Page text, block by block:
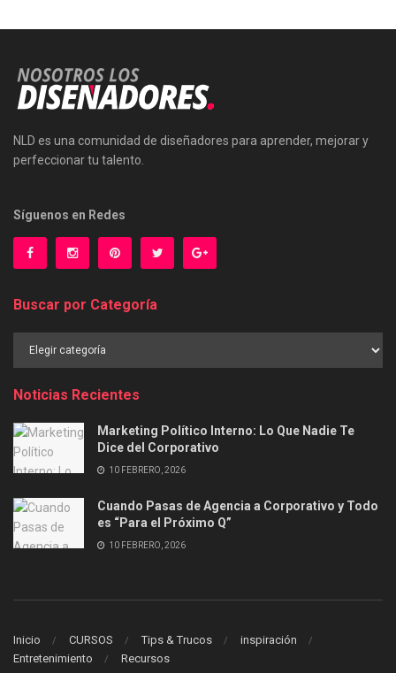
NLD es una comunidad de diseñadores para aprender, mejorar y
perfeccionar tu talento.
Síguenos en Redes
Buscar por Categoría
Noticias Recientes
Marketing Político Interno: Lo Que Nadie Te
Dice del Corporativo
10 FEBRERO, 2026
Cuando Pasas de Agencia a Corporativo y Todo
es “Para el Próximo Q”
10 FEBRERO, 2026
Inicio CURSOS Tips & Trucos
inspiración
Entretenimiento
Recursos